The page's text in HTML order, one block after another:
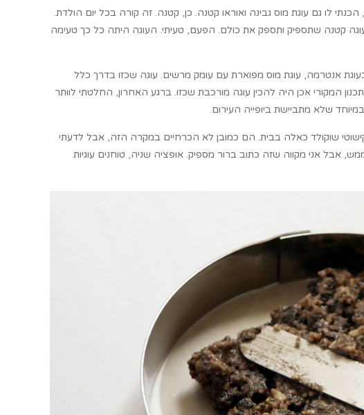
לו גם עוגת מוס גבינה ואוראו קטנה. כן, קטנה. זה קורה בכל יום הולדת.
קטנה שתספיק ותספק את כולם. הפעם, טעיתי. העוגה היתה כל כך טעימה
אנטרמה, עוגת מוס מפוארת עם עומק מרשים. עוגה שכזו בדרך כלל
המקורי אכן היה להכין עוגה מורכבת שכזו. ברגע האחרון, החלטתי לוותר
שלא מתביישת ביופייה העירום.
שוקולד כאלה בבית. הם כמובן לא הכרחיים במקרה הזה, אבל לדעתי
אבל אני מקווה שזה כתוב ברור מספיק. אופציה שניה, טוחנים עוגיות